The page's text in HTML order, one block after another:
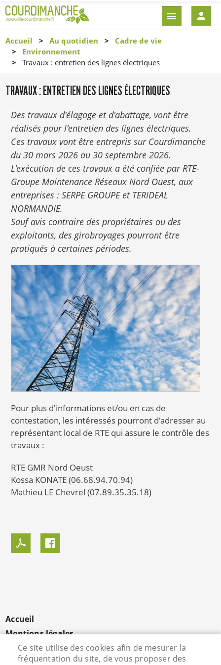
contenu
principal
EN-
TÊTE
Accueil Au quotidien
Cadre de vie
Environnement
Travaux : entretien des lignes électriques
TRAVAUX : ENTRETIEN DES LIGNES ÉLECTRIQUES
Des travaux d'élagage et d'abattage, vont être
réalisés pour l'entretien des lignes électriques.
Ces travaux vont être entrepris sur Courdimanche
du 30 mars 2026 au 30 septembre 2026.
L'exécution de ces travaux a été confiée par RTE-
Groupe Maintenance Réseaux Nord Ouest, aux
entreprises : SERPE GROUPE et TERIDEAL
NORMANDIE.
Sauf avis contraire des propriétaires ou des
exploitants, des girobroyages pourront être
pratiqués à certaines périodes.
Pour plus d'informations et/ou en cas de
contestation, les intéressés pourront d'adresser au
représentant local de RTE qui assure le contrôle des
travaux :
RTE GMR Nord Oeust
Kossa KONATE (06.68.94.70.94)
Mathieu LE Chevrel (07.89.35.35.18)
MENU
PIED
PAGE
Accueil
Mentions légales
Données personnelles
Cookies
Ce site utilise des cookies afin de mesurer la
fréquentation du site, de vous proposer des